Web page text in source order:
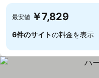
最安値 ￥7,829
6件のサイトの料金を表示